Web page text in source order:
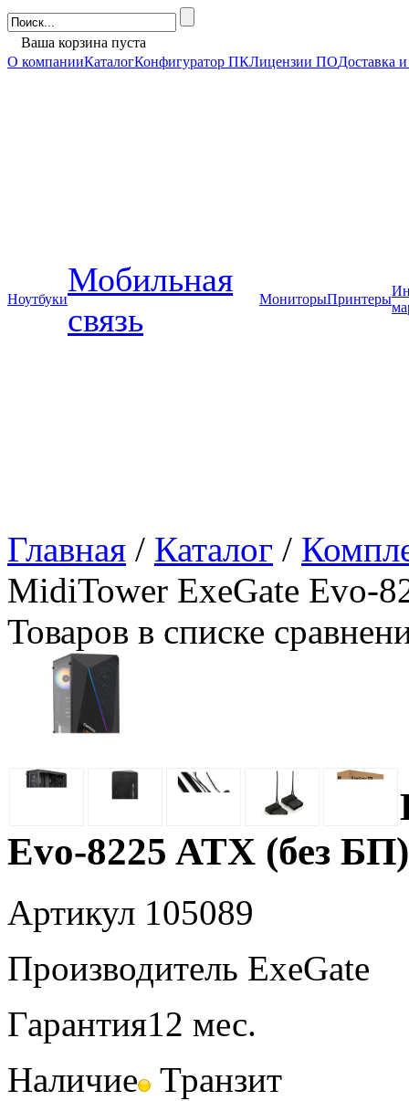
Ваша корзина пуста
О компанииКаталогКонфигуратор ПКЛицензии ПОДоставка
Ноутбуки
Мобильная
связь
МониторыПринтеры
Главная / Каталог /
MidiTower ExeGate Evo-
Товаров в списке
Evo-8225 ATX (без
Артикул 105089
Производитель ExeGate
Гарантия12 мес.
Наличие Транзит